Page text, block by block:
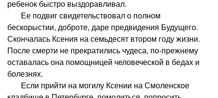
ребенок быстро выздоравливал.
Ее подвиг свидетельствовал о полном
бескорыстии, доброте, даре предвидения Будущего.
Скончалась Ксения на семьдесят втором году жизни.
После смерти не прекратились чудеса, по-прежнему
оставалась она помощницей человеческой в бедах и
болезнях.
Если прийти на могилу Ксении на Смоленское